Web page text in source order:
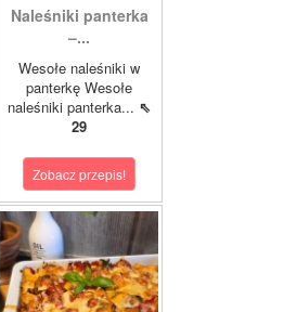
Naleśniki panterka
–...
Wesołe naleśniki w
panterkę Wesołe
naleśniki panterka... ⇖
29
Zobacz przepis!